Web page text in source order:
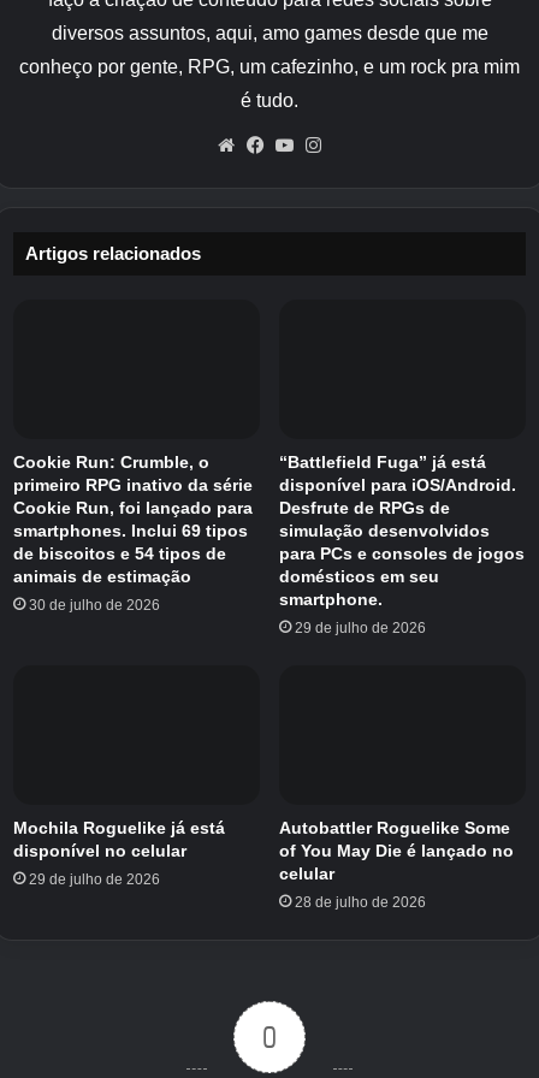
cada uma das oito folhas. Uma série que foca
na história desta obra, “Caixa do Tesouro das
Memórias de ‘Ryu Miko'”é.
Preste atenção na história
interagir com Yatsuha, que a iniciante Miko
As sucessivas séries “Haruka” incluem o
período Heian (“Haruka”), o período Genpei
(“Haruka 3”), etc.
O tema é uma época
uma época histórica, onde aprofunda seu
vínculo com Yatsuha e os outros que ali
diversos assuntos, aqui, amo games desde que me
conheço por gente, RPG, um cafezinho, e um rock pra mim
é tudo.
WebsiteFacebook
YouTube
Artigos relacionados
Cookie Run: Crumble, o
primeiro RPG inativo da série
Cookie Run, foi lançado para
smartphones. Inclui 69 tipos
de biscoitos e 54 tipos de
animais de estimação
30 de julho de 2026
“Battlefield Fuga” já está
disponível para iOS/Android.
Desfrute de RPGs de
simulação desenvolvidos
para PCs e consoles de jogos
domésticos em seu
smartphone.
29 de julho de 2026
Mochila Roguelike já está
disponível no celular
29 de julho de 2026
Autobattler Roguelike Some
of You May Die é lançado no
celular
28 de julho de 2026
0